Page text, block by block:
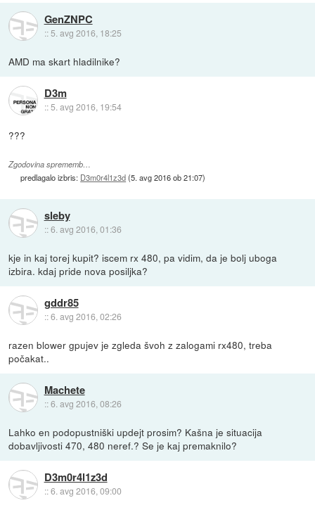
GenZNPC
:: 5. avg 2016, 18:25
AMD ma skart hladilnike?
D3m
::5. avg 2016, 19:54
???
Zgodovina sprememb…
predlagalo izbris: D3m0r4l1z3d(5. avg 2016 ob 21:07)
sleby
::6. avg 2016, 01:36
kje in kaj torej kupit? iscem rx 480, pa vidim, da je bolj uboga
izbira. kdaj pride nova posiljka?
gddr85
::6. avg 2016, 02:26
razen blower gpujev je zgleda švoh z zalogami rx480, treba
počakat..
Machete
::6. avg 2016, 08:26
Lahko en podopustniški updejt prosim? Kašna je situacija
dobavljivosti 470, 480 neref.? Se je kaj premaknilo?
D3m0r4l1z3d
::6. avg 2016, 09:00